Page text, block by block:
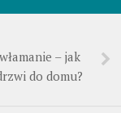
– jak
do domu?